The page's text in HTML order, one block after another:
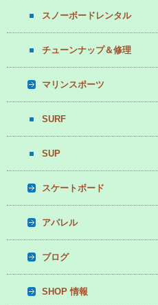
スノーボードレンタル
チューンナップ＆修理
マリンスポーツ
SURF
SUP
スケートボード
アパレル
ブログ
SHOP 情報